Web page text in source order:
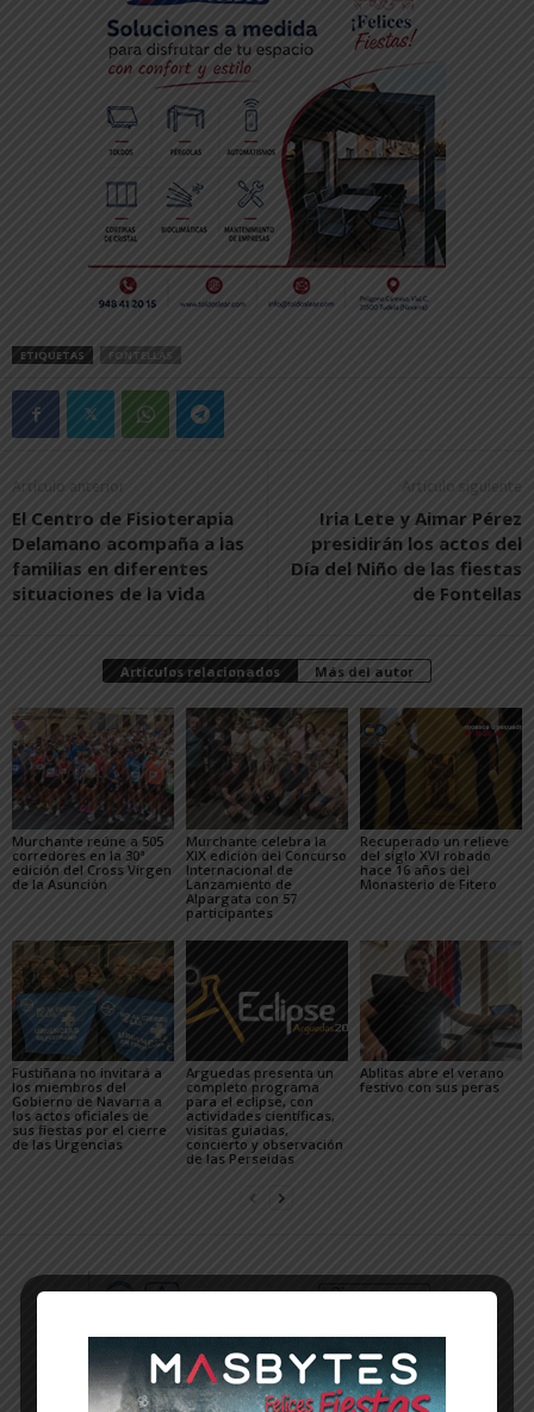
ETIQUETAS FONTELLAS
Artículo anterior
El Centro de Fisioterapia
Delamano acompaña a las
familias en diferentes
situaciones de la vida
Artículo siguiente
Iria Lete y Aimar Pérez
presidirán los actos del
Día del Niño de las fiestas
de Fontellas
Artículos relacionados Más del autor
Murchante reúne a 505
corredores en la 30ª
edición del Cross Virgen
de la Asunción
Murchante celebra la
XIX edición del Concurso
Internacional de
Lanzamiento de
Alpargata con 57
participantes
Recuperado un relieve
del siglo XVI robado
hace 16 años del
Monasterio de Fitero
Fustiñana no invitará a
los miembros del
Gobierno de Navarra a
los actos oficiales de
sus fiestas por el cierre
de las Urgencias
Arguedas presenta un
completo programa
para el eclipse, con
actividades científicas,
visitas guiadas,
concierto y observación
de las Perseidas
Ablitas abre el verano
festivo con sus peras